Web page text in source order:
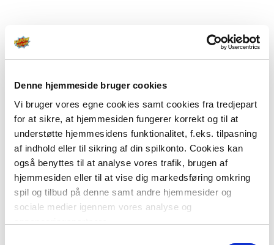
Denne hjemmeside bruger cookies
Vi bruger vores egne cookies samt cookies fra tredjepart
for at sikre, at hjemmesiden fungerer korrekt og til at
understøtte hjemmesidens funktionalitet, f.eks. tilpasning
af indhold eller til sikring af din spilkonto. Cookies kan
også benyttes til at analyse vores trafik, brugen af
hjemmesiden eller til at vise dig markedsføring omkring
spil og tilbud på denne samt andre hjemmesider og
sociale medier igennem vores analyse og